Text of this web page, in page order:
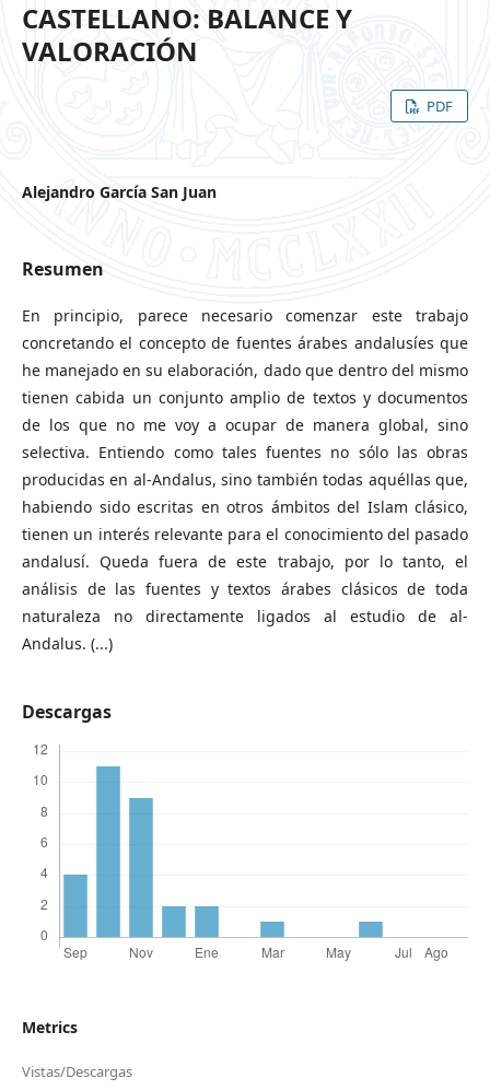
CASTELLANO: BALANCE Y
VALORACIÓN
PDF
Alejandro García San Juan
Resumen
En principio, parece necesario comenzar este trabajo
concretando el concepto de fuentes árabes andalusíes que
he manejado en su elaboración, dado que dentro del mismo
tienen cabida un conjunto amplio de textos y documentos
de los que no me voy a ocupar de manera global, sino
selectiva. Entiendo como tales fuentes no sólo las obras
producidas en al-Andalus, sino también todas aquéllas que,
habiendo sido escritas en otros ámbitos del Islam clásico,
tienen un interés relevante para el conocimiento del pasado
andalusí. Queda fuera de este trabajo, por lo tanto, el
análisis de las fuentes y textos árabes clásicos de toda
naturaleza no directamente ligados al estudio de al-
Andalus. (...)
Descargas
Metrics
Vistas/Descargas